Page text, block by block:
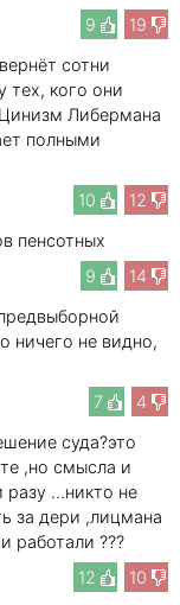
9
19
сотни
тех, кого они
Либермана
полными
10
12
пенсотных
9
14
ничего не видно,
7
4
суда?это
,но смысла и
...никто не
за дери ,лицмана
работали ???
12
10